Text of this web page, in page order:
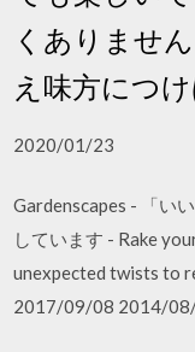
くありませ
え味方につ
2020/01/23
Gardenscapes - 「い
しています - Rake
unexpected twists to
2017/09/08 2014/